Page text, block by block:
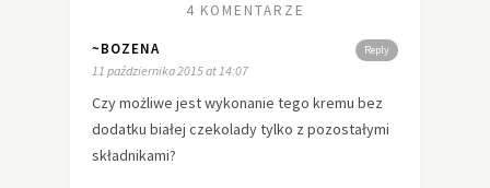
4 KOMENTARZE
Reply
~BOZENA
11 października 2015 at 14:07
Czy możliwe jest wykonanie tego kremu bez
dodatku białej czekolady tylko z pozostałymi
składnikami?